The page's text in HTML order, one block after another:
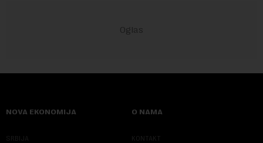
NOVA EKONOMIJA
SRBIJA
O NAMA
KONTAKT